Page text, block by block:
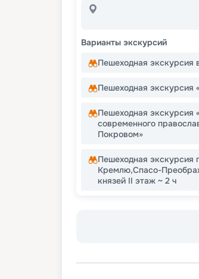
Варианты экскурсий
Пешеходная экскурсия
Пешеходная экскурсия
Пешеходная экскурсия
современного
Покровом»
Пешеходная экскурсия
Кремлю,Спасо-
князей II этаж ~ 2 ч